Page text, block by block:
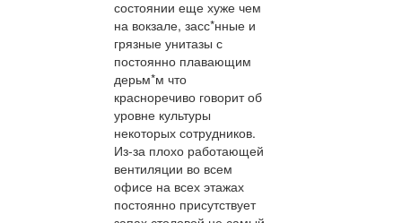
состоянии еще хуже чем
на вокзале, засс*нные и
грязные унитазы с
постоянно плавающим
дерьм*м что
красноречиво говорит об
уровне культуры
некоторых сотрудников.
Из-за плохо работающей
вентиляции во всем
офисе на всех этажах
постоянно присутствует